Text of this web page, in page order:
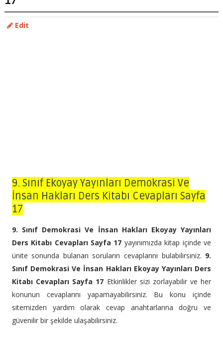
Edit
9. Sınıf Ekoyay Yayınları Demokrasi Ve
İnsan Hakları Ders Kitabı Cevapları Sayfa
17
9. Sınıf Demokrasi Ve İnsan Hakları Ekoyay Yayınları
Ders Kitabı Cevapları Sayfa 17 yayınımızda kitap içinde ve
ünite sonunda bulanan soruların cevaplarını bulabilirsiniz. 9.
Sınıf Demokrasi Ve İnsan Hakları Ekoyay Yayınları Ders
Kitabı Cevapları Sayfa 17 Etkinlikler sizi zorlayabilir ve her
konunun cevaplarını yapamayabilirsiniz. Bu konu içinde
sitemizden yardım olarak cevap anahtarlarına doğru ve
güvenilir bir şekilde ulaşabilirsiniz.